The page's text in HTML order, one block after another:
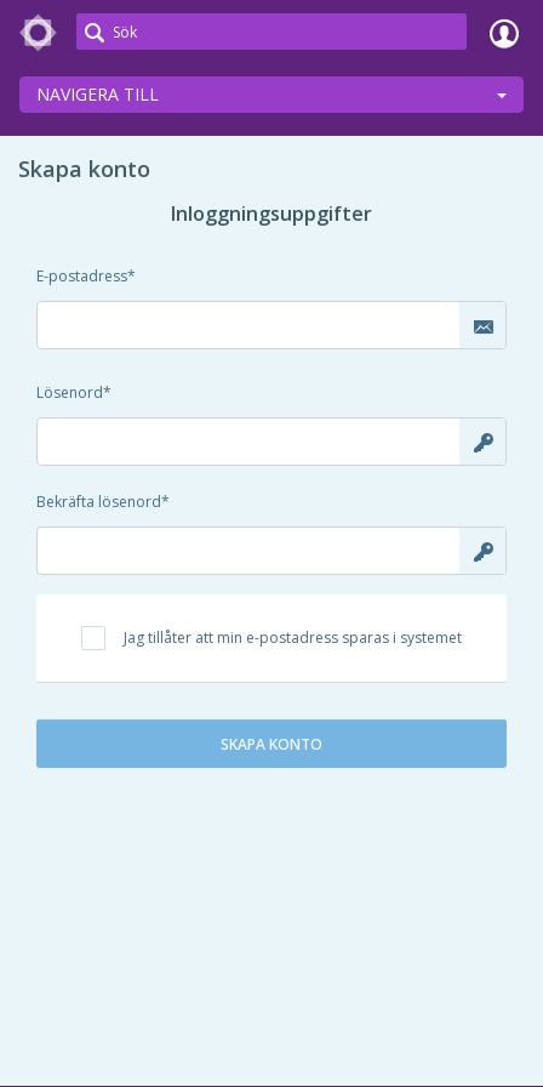
Meetings+
NAVIGERA TILL
Skapa konto
Inloggningsuppgifter
E-postadress
Lösenord
Bekräfta lösenord
Jag tillåter att min e-postadress sparas i systemet
SKAPA KONTO